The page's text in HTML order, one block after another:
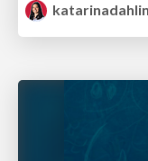
katarinadahlin